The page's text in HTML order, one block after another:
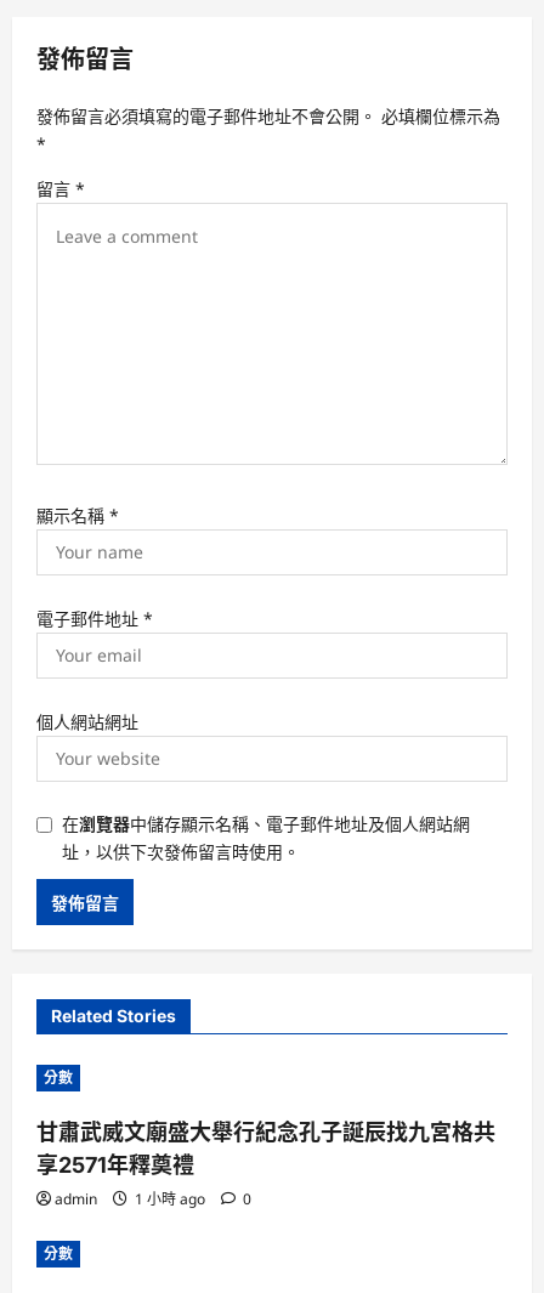
i
a
t
i
發佈留言
發佈留言必須填寫的電子郵件地址不會公開。 必填欄位標示為
*
留言 *
顯示名稱 *
電子郵件地址 *
個人網站網址
在瀏覽器中儲存顯示名稱、電子郵件地址及個人網站網
址，以供下次發佈留言時使用。
Related Stories
分數
甘肅武威文廟盛大舉行紀念孔子誕辰找九宮格共
享2571年釋奠禮
admin 1 小時 ago 0
分數